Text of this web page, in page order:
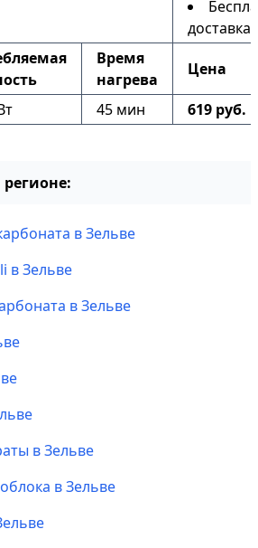
доставка
Время
нагрева
Цена
45 мин 619 руб.
в Зельве
в Зельве
в Зельве
в Зельве
в Зельве